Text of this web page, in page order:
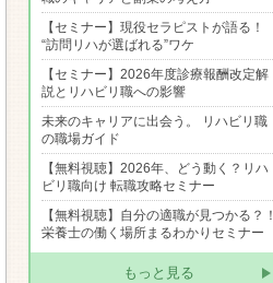
【セミナー】現役セラピストが語る！
“訪問リハが選ばれる”ワケ
【セミナー】2026年度診療報酬改定解
説とリハビリ職への影響
未来のキャリアに出会う。 リハビリ職
の職場ガイド
【無料視聴】2026年、どう動く？リハ
ビリ職向け 転職攻略セミナー
【無料視聴】自分の適職が見つかる？！
栄養士の働く場所まるわかりセミナー
もっと見る